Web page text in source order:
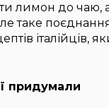
лимон до чаю,
таке
італійців,
придумали